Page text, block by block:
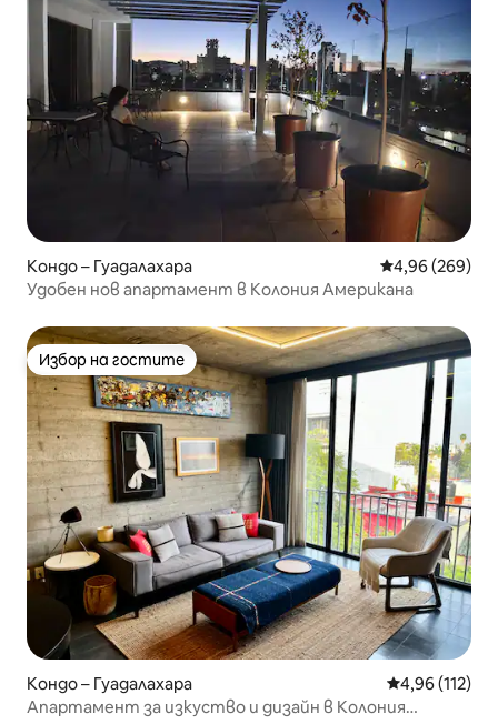
Кондо – Гуадалахара Средна
4,96 (269)
Удобен нов апартамент в Колония Американа
Избор на гостите
Избор на гостите
Кондо – Гуадалахара Средна
4,96 (112)
Апартамент за изкуство и дизайн в Колония